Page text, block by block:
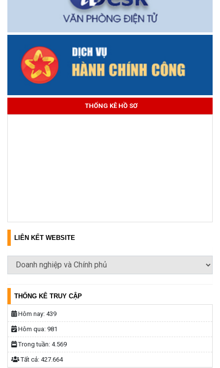
THỐNG KÊ HỒ SƠ
LIÊN KẾT WEBSITE
THỐNG KÊ TRUY CẬP
Hôm nay: 439
Hôm qua: 981
Trong tuần: 4.569
Tất cả: 427.664